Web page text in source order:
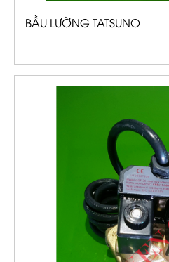
BẦU LƯỜNG TATSUNO